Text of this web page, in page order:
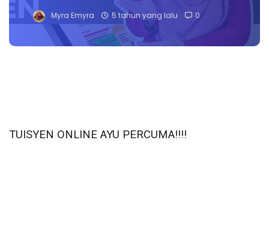
Myra Emyra 5 tahun yang lalu 0
TUISYEN ONLINE AYU PERCUMA‼️‼️